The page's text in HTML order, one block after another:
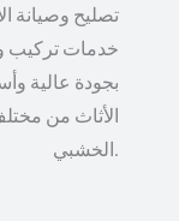
تصليح وصيانة
خدمات تركيب
بجودة عالية
الأثاث من
الخشبي.